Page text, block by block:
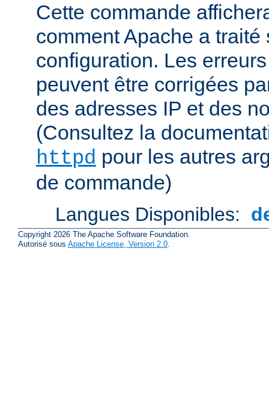
Cette commande
comment Apache a traité
configuration. Les
peuvent être corrigées
des adresses IP et des
(Consultez la
httpd pour les autres
de commande)
Langues Disponibles:
Copyright 2026 The Apache Software Foundation.
Autorisé sous Apache License, Version 2.0.